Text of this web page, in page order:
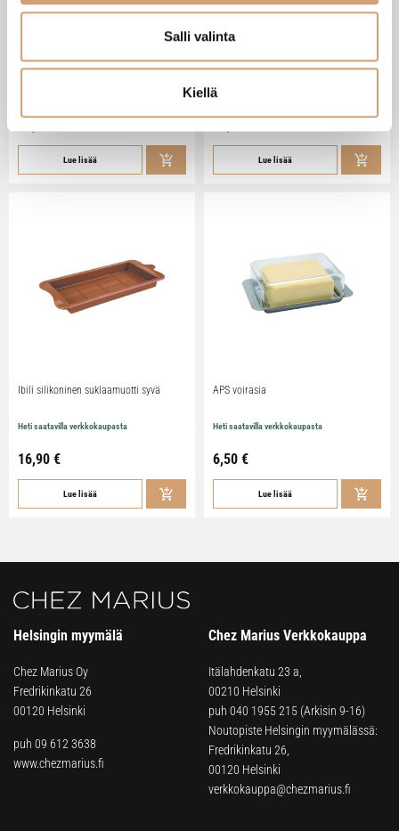
Salli valinta
Kiellä
Zassenhaus Gera sähköinen
pippurimylly 18cm
Lue lisää
Heti saatavilla verkkokaupasta
Lue lisää
Ibili silikoninen suklaamuotti syvä
Heti saatavilla verkkokaupasta
16,90 €
Lue lisää
APS voirasia
Heti saatavilla verkkokaupasta
6,50 €
Lue lisää
Helsingin myymälä
Chez Marius Oy
Fredrikinkatu 26
00120 Helsinki
puh 09 612 3638
www.chezmarius.fi
Chez Marius Verkkokauppa
Itälahdenkatu 23 a,
00210 Helsinki
puh 040 1955 215 (Arkisin 9-16)
Noutopiste Helsingin myymälässä:
Fredrikinkatu 26,
00120 Helsinki
verkkokauppa@chezmarius.fi